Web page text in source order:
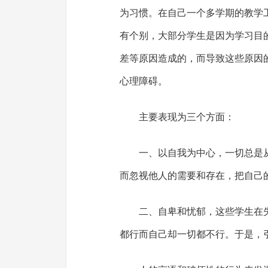
为习惯。在自己一个多学期的教
有个别，大部分学生是因为学习
差等原因造成的，而导致这些原
心理障碍。
主要表现为三个方面：
一、以自我为中心，一切总是
而忽视他人的需要和存在，把自
二、自卑和忧郁，这些学生
都行而自己却一切都不行。于是